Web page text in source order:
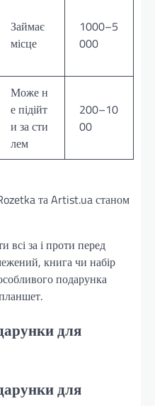
Займає
місце
1000–5
000
Може н
е підійт
и за сти
лем
200–10
00
та Artist.ua станом
за і проти перед
книга чи набір
подарунка
для
для